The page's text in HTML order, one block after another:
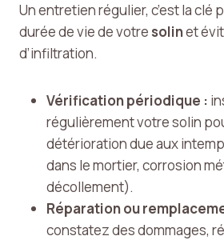
Un entretien régulier, c’est la clé
durée de vie de votre solinet
d’infiltration.
Vérification périodique :
régulièrement votre solin
détérioration due aux
dans le mortier, corrosion
décollement).
Réparation ou
constatez des dommages,